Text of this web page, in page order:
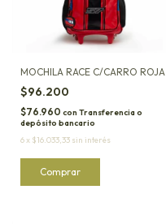
MOCHILA RACE C/CARRO ROJA
$96.200
$76.960 con Transferencia o
depósito bancario
6x $16.033,33 sin interés